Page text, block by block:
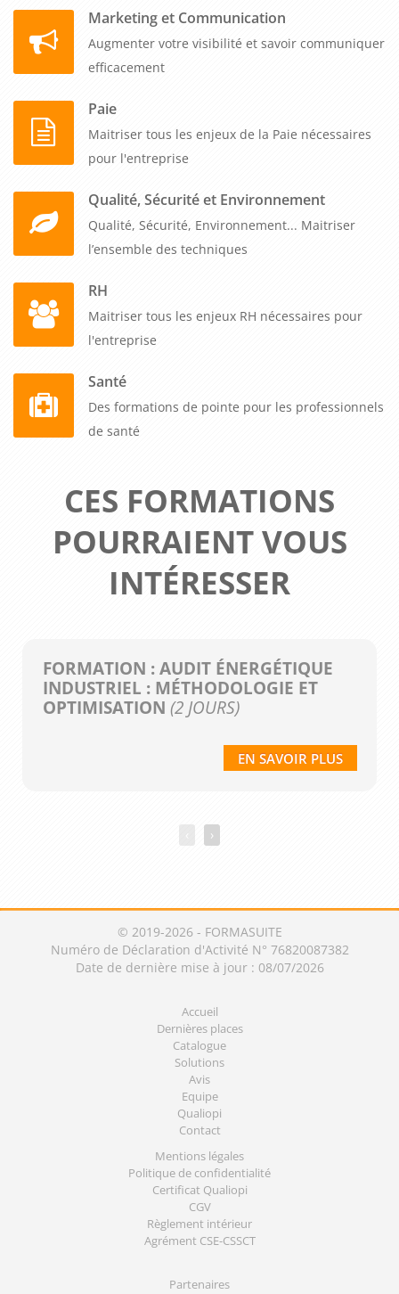
Marketing et Communication
Augmenter votre visibilité et savoir communiquer
efficacement
Paie
Maitriser tous les enjeux de la Paie nécessaires
pour l'entreprise
Qualité, Sécurité et Environnement
Qualité, Sécurité, Environnement... Maitriser
l’ensemble des techniques
RH
Maitriser tous les enjeux RH nécessaires pour
l'entreprise
Santé
Des formations de pointe pour les professionnels
de santé
CES FORMATIONS
POURRAIENT VOUS
INTÉRESSER
FORMATION : AUDIT ÉNERGÉTIQUE
INDUSTRIEL : MÉTHODOLOGIE ET
OPTIMISATION (2 JOURS)
EN SAVOIR PLUS
›
© 2019-2026 - FORMASUITE
Numéro de Déclaration d'Activité N° 76820087382
Date de dernière mise à jour : 08/07/2026
Accueil
Dernières places
Catalogue
Solutions
Avis
Equipe
Qualiopi
Contact
Mentions légales
Politique de confidentialité
Certificat Qualiopi
CGV
Règlement intérieur
Agrément CSE-CSSCT
Partenaires